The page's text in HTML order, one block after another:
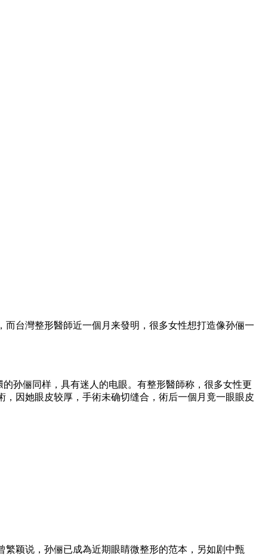
台灣整形醫師近一個月来發明，很多女性想打造像孙俪一
孙俪同样，具有迷人的电眼。有整形醫師称，很多女性更
因她眼皮较厚，手術未确切缝合，術后一個月竟一眼眼皮
颖说，孙俪已成為近期眼睛微整形的范本，另如剧中甄